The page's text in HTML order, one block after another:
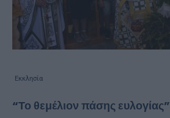
Εκκλησία
“Το θεμέλιον πάσης ευλογίας”